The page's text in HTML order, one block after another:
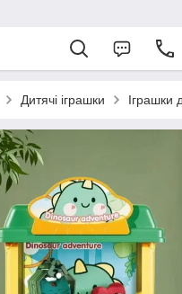
Дитячі іграшки Іграшки